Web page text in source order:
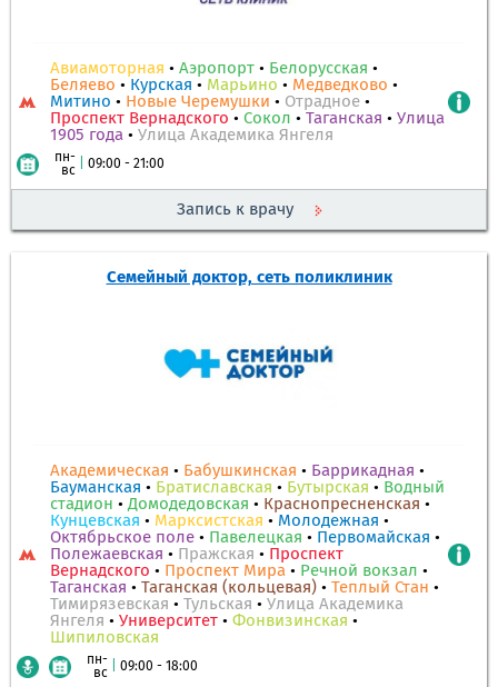
Авиамоторная • Аэропорт • Белорусская •
Беляево • Курская • Марьино • Медведково •
Митино • Новые Черемушки • Отрадное •
Проспект Вернадского • Сокол • Таганская • Улица
1905 года • Улица Академика Янгеля
пн-
вс
09:00 - 21:00
Запись к врачу
Семейный доктор, сеть поликлиник
Академическая • Бабушкинская • Баррикадная •
Бауманская • Братиславская • Бутырская • Водный
стадион •Домодедовская • Краснопресненская •
Кунцевская • Марксистская • Молодежная •
Октябрьское поле • Павелецкая • Первомайская •
Полежаевская • Пражская • Проспект
Вернадского • Проспект Мира • Речной вокзал •
Таганская • Таганская (кольцевая) • Теплый Стан •
Тимирязевская • Тульская • Улица Академика
Янгеля • Университет • Фонвизинская •
Шипиловская
пн-
вс
09:00 - 18:00